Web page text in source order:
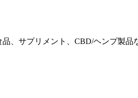
、サプリメント、CBD/ヘンプ製品